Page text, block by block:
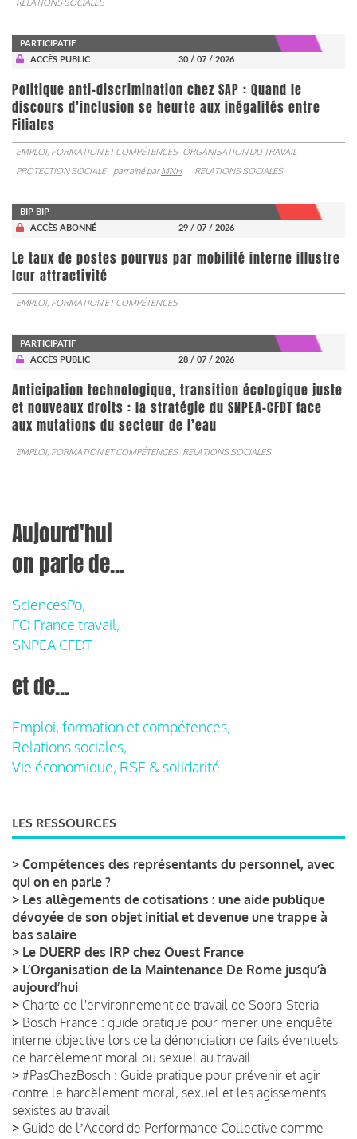
RELATIONS SOCIALES
PARTICIPATIF
ACCÈS PUBLIC
30 / 07 / 2026
Politique anti-discrimination chez SAP : Quand le
discours d’inclusion se heurte aux inégalités entre
Filiales
EMPLOI, FORMATION ET COMPÉTENCES ORGANISATION DU TRAVAIL
PROTECTION SOCIALE
parrainé parMNH RELATIONS SOCIALES
BIP BIP
ACCÈS ABONNÉ
29 / 07 / 2026
Le taux de postes pourvus par mobilité interne illustre
leur attractivité
EMPLOI, FORMATION ET COMPÉTENCES
PARTICIPATIF
ACCÈS PUBLIC
28 / 07 / 2026
Anticipation technologique, transition écologique juste
et nouveaux droits : la stratégie du SNPEA-CFDT face
aux mutations du secteur de l’eau
EMPLOI, FORMATION ET COMPÉTENCES RELATIONS SOCIALES
Aujourd'hui
on parle de...
SciencesPo,
FO France travail,
SNPEA CFDT
et de...
Emploi, formation et compétences,
Relations sociales,
Vie économique, RSE & solidarité
LES RESSOURCES
> Compétences des représentants du personnel, avec
qui on en parle ?
> Les allègements de cotisations : une aide publique
dévoyée de son objet initial et devenue une trappe à
bas salaire
> Le DUERP des IRP chez Ouest France
> L’Organisation de la Maintenance De Rome jusqu’à
aujourd’hui
> Charte de l'environnement de travail de Sopra-Steria
> Bosch France : guide pratique pour mener une enquête
interne objective lors de la dénonciation de faits éventuels
de harcèlement moral ou sexuel au travail
> #PasChezBosch : Guide pratique pour prévenir et agir
contre le harcèlement moral, sexuel et les agissements
sexistes au travail
> Guide de lʼAccord de Performance Collective comme